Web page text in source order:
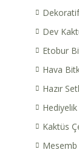
Dev
Etobur
Hava
Hazır
Kaktüs
Mesemb